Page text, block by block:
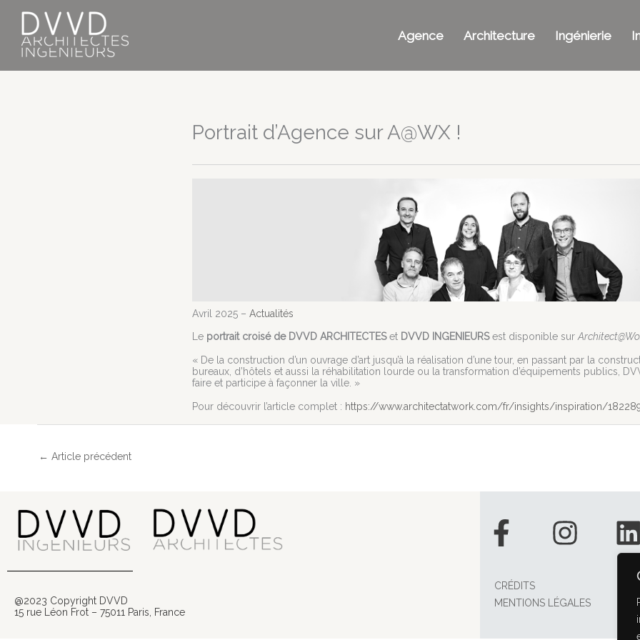
contenu
Agence Architecture Ingénierie
Portrait d’Agence sur A@WX !
Avril 2025 – Actualités
Leportrait croisé de DVVD ARCHITECTESet DVVD INGENIEURSest disponible sur
« De la construction d’un ouvrage d’art jusqu’à la réalisation d’une tour, en passant par la
bureaux, d’hôtels et aussi la réhabilitation lourde ou la transformation d’équipements publics,
faire et participe à façonner la ville. »
Pour découvrir l’article complet : https://www.architectatwork.com/fr/insights/inspiration/
← Article précédent
@2023 Copyright DVVD
15 rue Léon Frot – 75011 Paris, France
Facebook-
f
CRÉDITS
MENTIONS LÉGALES